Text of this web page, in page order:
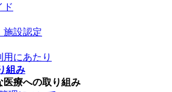
ド
施設認定
用にあたり
組み
医療への取り組み